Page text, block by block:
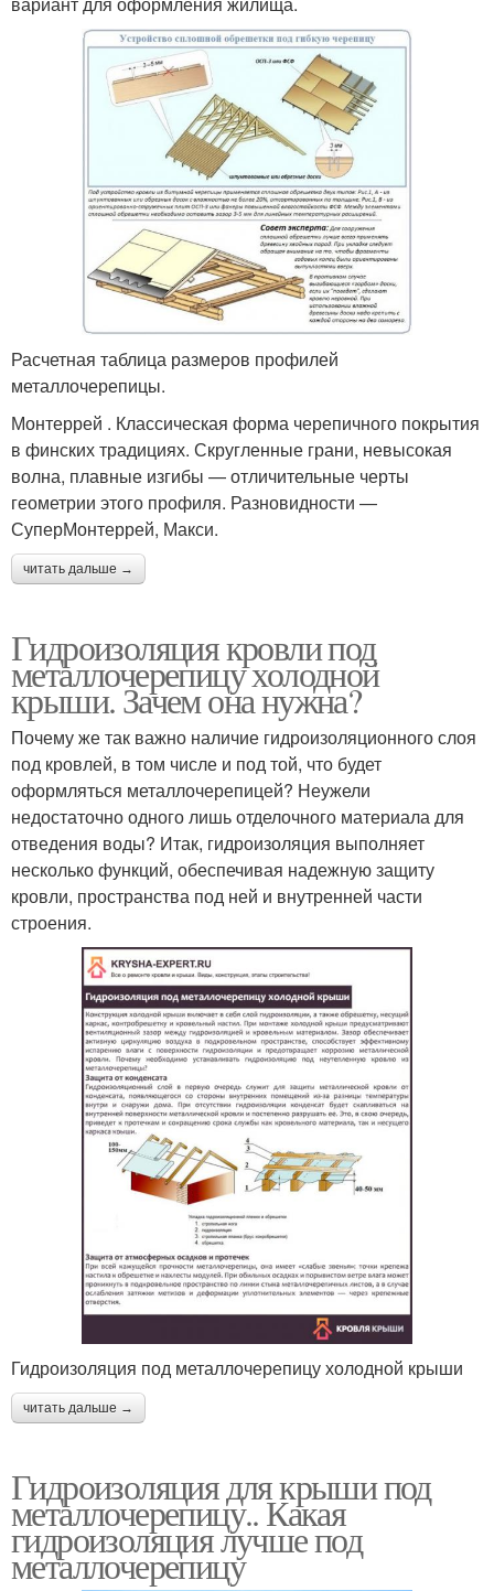
Расчетная таблица размеров профилей
металлочерепицы.
Монтеррей . Классическая форма черепичного покрытия
в финских традициях. Скругленные грани, невысокая
волна, плавные изгибы — отличительные черты
геометрии этого профиля. Разновидности —
СуперМонтеррей, Макси.
читать дальше →
Гидроизоляция кровли под
металлочерепицу холодной
крыши. Зачем она нужна?
Почему же так важно наличие гидроизоляционного слоя
под кровлей, в том числе и под той, что будет
оформляться металлочерепицей? Неужели
недостаточно одного лишь отделочного материала для
отведения воды? Итак, гидроизоляция выполняет
несколько функций, обеспечивая надежную защиту
кровли, пространства под ней и внутренней части
строения.
Гидроизоляция под металлочерепицу холодной крыши
читать дальше →
Гидроизоляция для крыши под
металлочерепицу.. Какая
гидроизоляция лучше под
металлочерепицу